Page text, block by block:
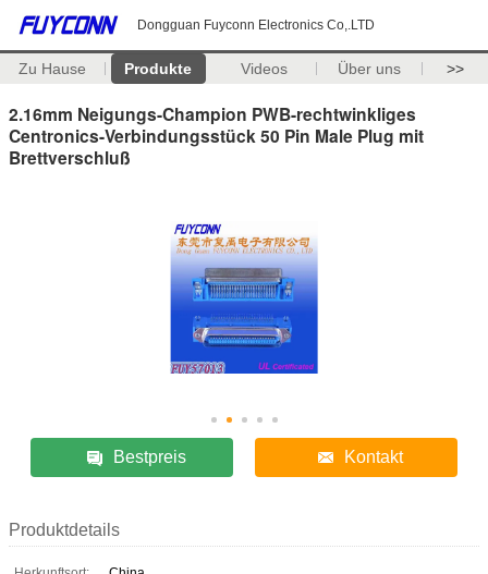
Dongguan Fuyconn Electronics Co,.LTD
Zu Hause Produkte Videos Über uns >>
2.16mm Neigungs-Champion PWB-rechtwinkliges
Centronics-Verbindungsstück 50 Pin Male Plug mit
Brettverschluß
Bestpreis Kontakt
Produktdetails